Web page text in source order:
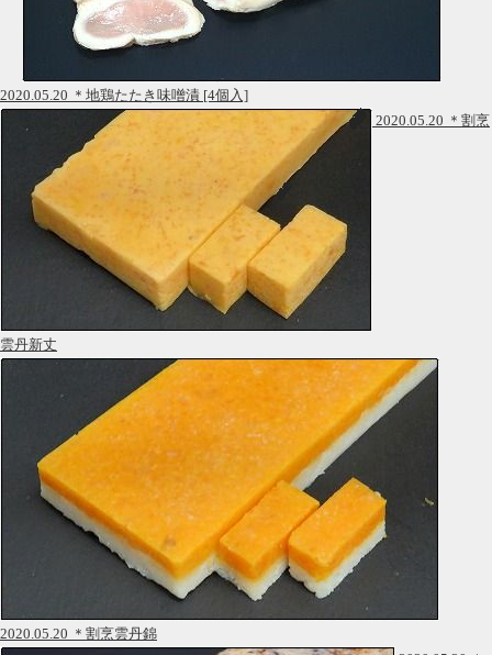
2020.05.20 ＊地鶏たたき味噌漬 [4個入]
2020.05.20 ＊割烹
雲丹新丈
2020.05.20 ＊割烹雲丹錦